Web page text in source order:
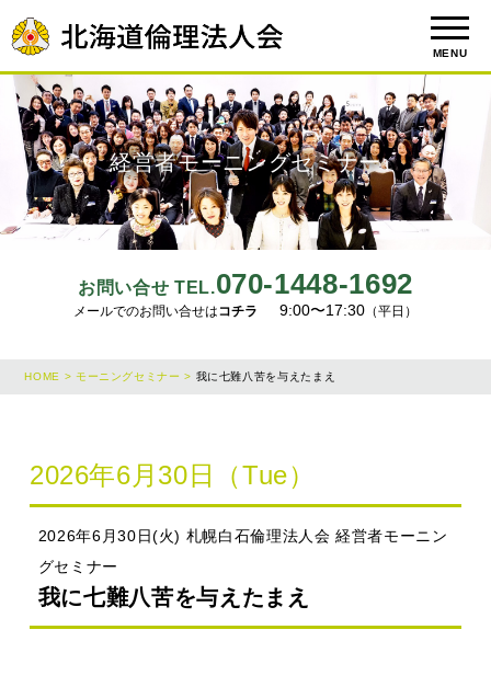
MENU
お問い合せ TEL.070-1448-1692
メールでのお問い合せはコチラ 9:00〜17:30 （平日）
経営者モーニングセミナー
HOME > モーニングセミナー > 我に七難八苦を与えたまえ
2026年6月30日（Tue）
2026年6月30日(火) 札幌白石倫理法人会 経営者モーニン
グセミナー
我に七難八苦を与えたまえ